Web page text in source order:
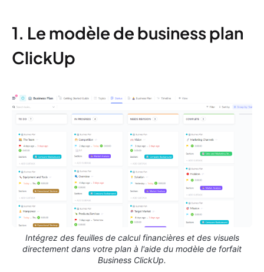
1. Le modèle de business plan
ClickUp
Intégrez des feuilles de calcul financières et des visuels
directement dans votre plan à l'aide du modèle de forfait
Business ClickUp.